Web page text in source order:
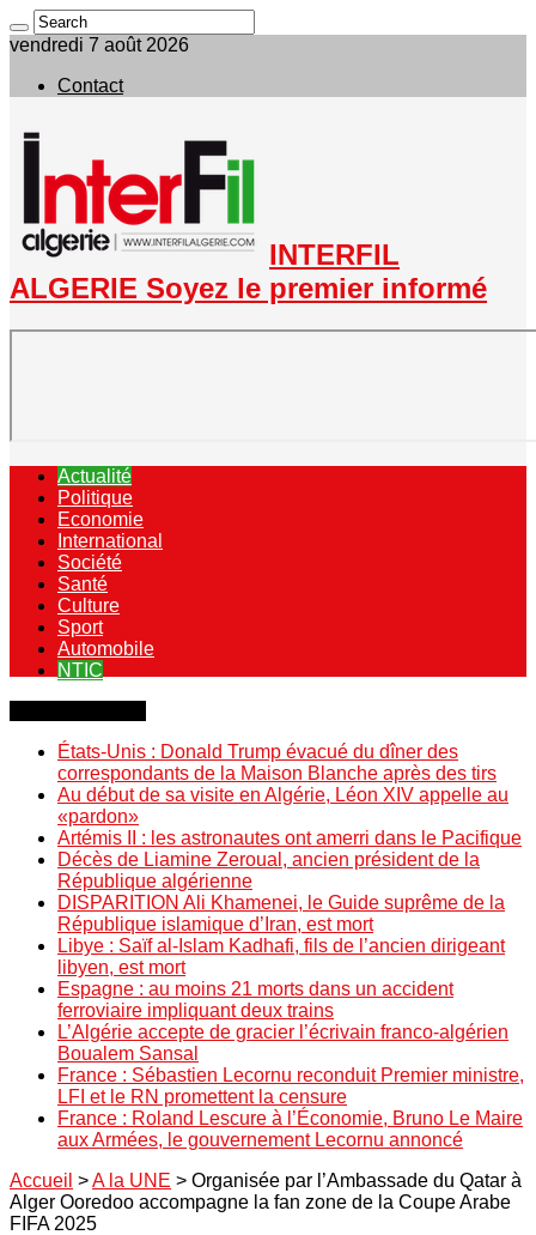
vendredi 7 août 2026
Contact
INTERFIL
ALGERIE Soyez le premier informé
Actualité
Politique
Economie
International
Société
Santé
Culture
Sport
Automobile
NTIC
États-Unis : Donald Trump évacué du dîner des
correspondants de la Maison Blanche après des tirs
Au début de sa visite en Algérie, Léon XIV appelle au
«pardon»
Artémis II : les astronautes ont amerri dans le Pacifique
Décès de Liamine Zeroual, ancien président de la
République algérienne
DISPARITION Ali Khamenei, le Guide suprême de la
République islamique d’Iran, est mort
Libye : Saïf al-Islam Kadhafi, fils de l’ancien dirigeant
libyen, est mort
Espagne : au moins 21 morts dans un accident
ferroviaire impliquant deux trains
L’Algérie accepte de gracier l’écrivain franco-algérien
Boualem Sansal
France : Sébastien Lecornu reconduit Premier ministre,
LFI et le RN promettent la censure
France : Roland Lescure à l’Économie, Bruno Le Maire
aux Armées, le gouvernement Lecornu annoncé
Accueil >A la UNE > Organisée par l’Ambassade du Qatar à
Alger Ooredoo accompagne la fan zone de la Coupe Arabe
FIFA 2025